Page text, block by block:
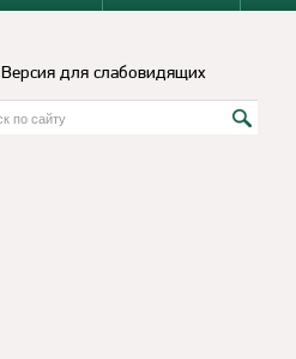
Версия для слабовидящих